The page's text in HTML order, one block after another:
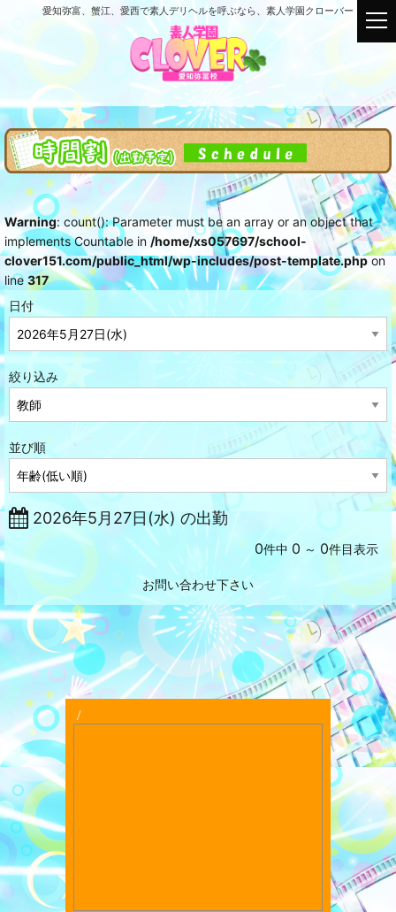
愛知弥富、蟹江、愛西で素人デリヘルを呼ぶなら、素人学園クローバー
Warning: count(): Parameter must be an array or an object that
implements Countable in /home/xs057697/school-
clover151.com/public_html/wp-includes/post-template.phpon
line 317
日付
絞り込み
並び順
2026年5月27日(水) の出勤
0件中 0 ～ 0件目表示
お問い合わせ下さい
t
o
e
n
a
v
i
g
a
t
i